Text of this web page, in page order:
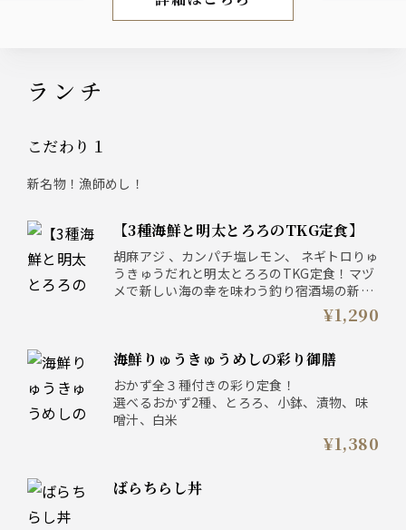
ランチ
こだわり１
新名物！漁師めし！
【3種海鮮と明太とろろのTKG定食】
胡麻アジ 、カンパチ塩レモン、 ネギトロりゅ
うきゅうだれと明太とろろのTKG定食！マヅ
メで新しい海の幸を味わう釣り宿酒場の新ラ
¥1,290
海鮮りゅうきゅうめしの彩り御膳
おかず全３種付きの彩り定食！
選べるおかず2種、とろろ、小鉢、漬物、味
噌汁、白米
¥1,380
ばらちらし丼